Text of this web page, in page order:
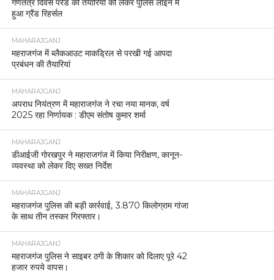
गणतंत्र दिवस परेड की तैयारियों को लेकर पुलिस लाइन में
हुआ ग्रैंड रिहर्सल
MAHARAJGANJ
महराजगंज में ब्लैकआउट माकड्रिल से परखी गई आपदा
प्रबंधन की तैयारियां
MAHARAJGANJ
अपराध नियंत्रण में महाराजगंज ने रचा नया मानक, वर्ष
2025 रहा निर्णायक : डीएम संतोष कुमार शर्मा
MAHARAJGANJ
डीआईजी गोरखपुर ने महाराजगंज में किया निरीक्षण, कानून-
व्यवस्था को लेकर दिए सख्त निर्देश
MAHARAJGANJ
महराजगंज पुलिस की बड़ी कार्रवाई, 3.870 किलोग्राम गांजा
के साथ तीन तस्कर गिरफ्तार।
MAHARAJGANJ
महराजगंज पुलिस ने साइबर ठगी के शिकार को दिलाए पूरे 42
हजार रुपये वापस।